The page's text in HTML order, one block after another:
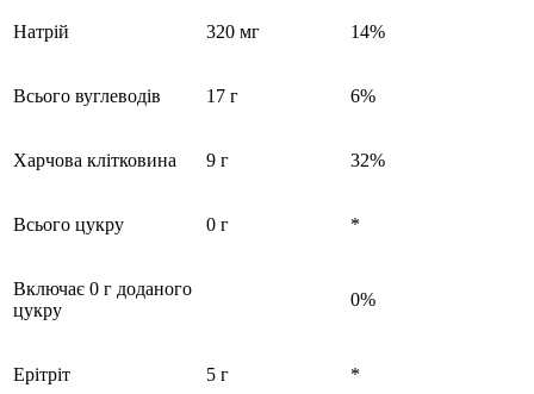
Натрій 320 мг 14%
Всього вуглеводів 17 г 6%
Харчова клітковина 9 г 32%
Всього цукру 0 г *
Включає 0 г доданого
цукру
0%
Ерітріт 5 г *